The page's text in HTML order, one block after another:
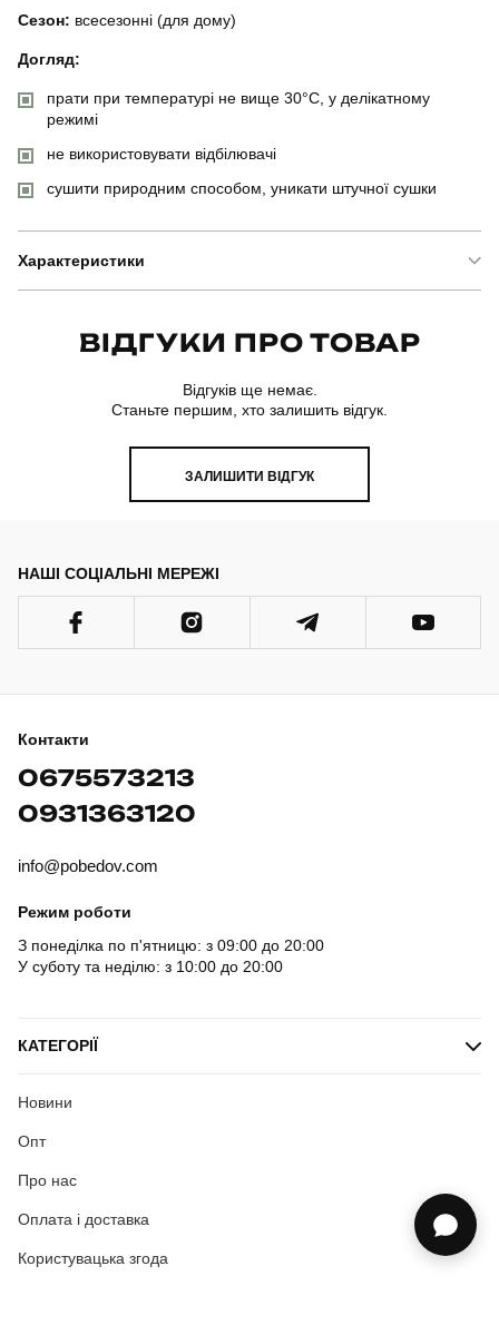
Сезон: всесезонні (для дому)
Догляд:
прати при температурі не вище 30°C, у делікатному
режимі
не використовувати відбілювачі
сушити природним способом, уникати штучної сушки
Характеристики
Стиль
Колір світлий ментол
Матеріал
ВІДГУКИ ПРО ТОВАР
Відгуків ще немає.
Станьте першим, хто залишить відгук.
ЗАЛИШИТИ ВІДГУК
НАШІ СОЦІАЛЬНІ МЕРЕЖІ
Контакти
0675573213
0931363120
info@pobedov.com
Режим роботи
З понеділка по п'ятницю: з 09:00 до 20:00
У суботу та неділю: з 10:00 до 20:00
КАТЕГОРІЇ
Новини
Опт
Про нас
Оплата і доставка
Користувацька згода